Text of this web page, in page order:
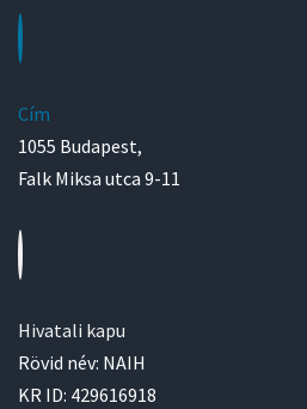
Cím
1055 Budapest,
Falk Miksa utca 9-11
Hivatali kapu
Rövid név: NAIH
KR ID: 429616918